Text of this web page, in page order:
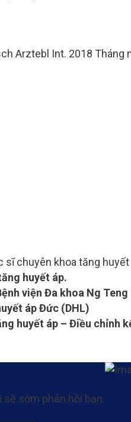
Arztebl Int. 2018 Tháng
sĩ chuyên khoa tăng huyết
huyết áp.
viện Đa khoa Ng
áp Đức (DHL)
huyết áp – Điều chỉnh
sớm phản hồi bạn.